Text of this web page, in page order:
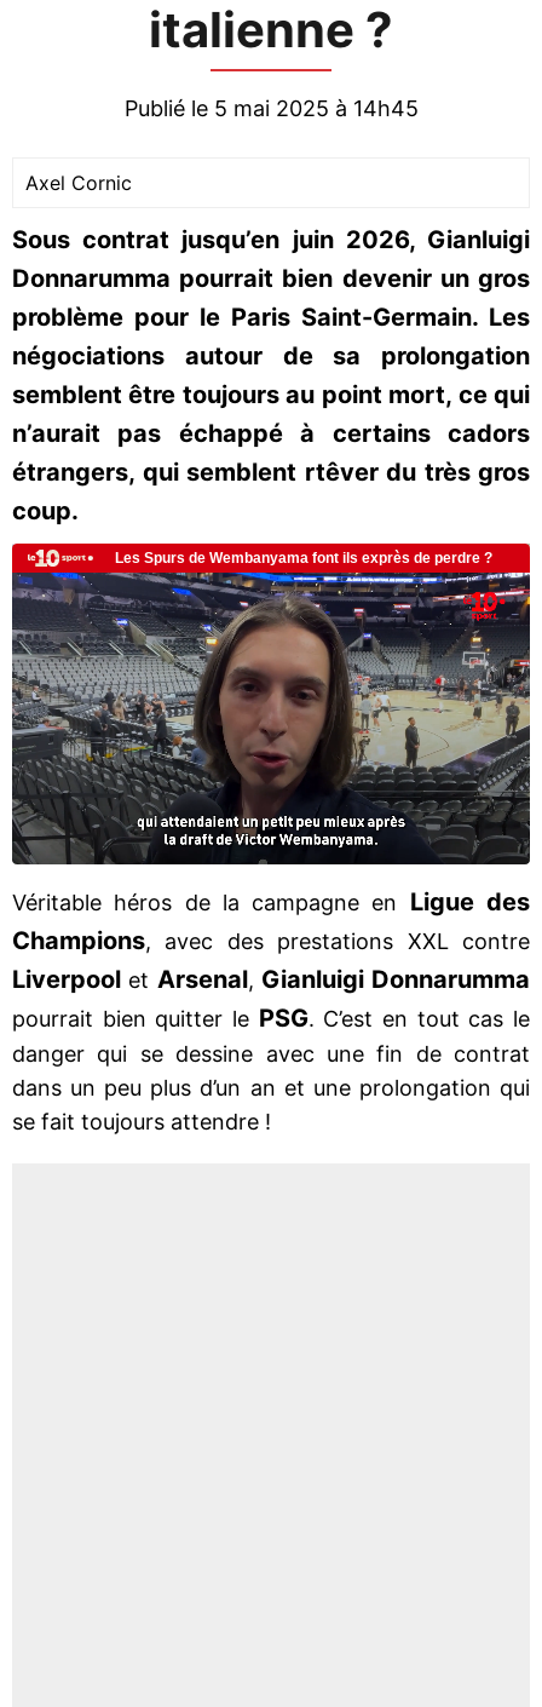
italienne ?
Publié le 5 mai 2025 à 14h45
Axel Cornic
Sous contrat jusqu’en juin 2026, Gianluigi
Donnarumma pourrait bien devenir un gros
problème pour le Paris Saint-Germain. Les
négociations autour de sa prolongation
semblent être toujours au point mort, ce qui
n’aurait pas échappé à certains cadors
étrangers, qui semblent rtêver du très gros
coup.
Véritable héros de la campagne en Ligue des
Champions, avec des prestations XXL contre
Liverpool et Arsenal, Gianluigi Donnarumma
pourrait bien quitter le PSG. C’est en tout cas le
danger qui se dessine avec une fin de contrat
dans un peu plus d’un an et une prolongation qui
se fait toujours attendre !